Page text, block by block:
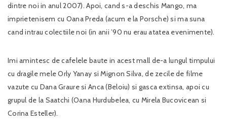
dintre noi in anul 2007). Apoi, cand s-a deschis Mango, ma
imprietenisem cu Oana Preda (acum e la Porsche) si ma suna
cand intrau colectiile noi (in anii ’90 nu erau atatea evenimente).
Imi amintesc de cafelele baute in acest mall de-a lungul timpului
cu dragile mele Orly Yanay si Mignon Silva, de zecile de filme
vazute cu Dana Graure si Anca (Beloiu) si gasca extinsa, apoi cu
grupul de la Saatchi (Oana Hurdubelea, cu Mirela Bucovicean si
Corina Esteller).